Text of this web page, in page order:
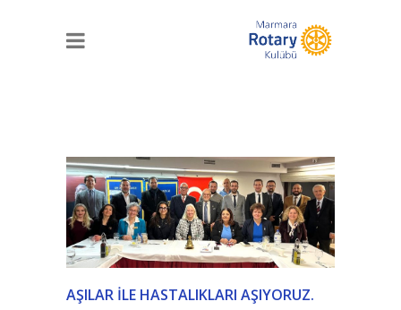
AŞILAR ILE HASTALIKLARI AŞIYORUZ.